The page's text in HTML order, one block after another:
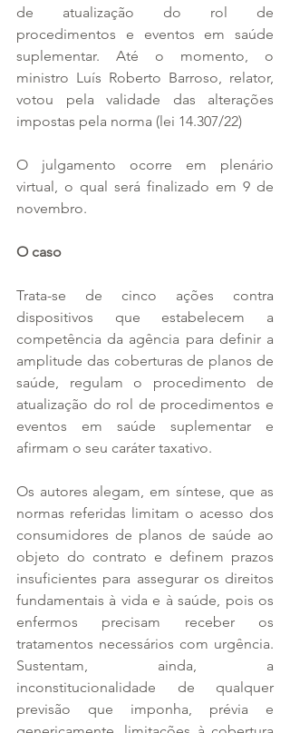
de atualização do rol de
procedimentos e eventos em saúde
suplementar. Até o momento, o
ministro Luís Roberto Barroso, relator,
votou pela validade das alterações
impostas pela norma (lei 14.307/22)
O julgamento ocorre em plenário
virtual, o qual será finalizado em 9 de
novembro.
O caso
Trata-se de cinco ações contra
dispositivos que estabelecem a
competência da agência para definir a
amplitude das coberturas de planos de
saúde, regulam o procedimento de
atualização do rol de procedimentos e
eventos em saúde suplementar e
afirmam o seu caráter taxativo.
Os autores alegam, em síntese, que as
normas referidas limitam o acesso dos
consumidores de planos de saúde ao
objeto do contrato e definem prazos
insuficientes para assegurar os direitos
fundamentais à vida e à saúde, pois os
enfermos precisam receber os
tratamentos necessários com urgência.
Sustentam, ainda, a
inconstitucionalidade de qualquer
previsão que imponha, prévia e